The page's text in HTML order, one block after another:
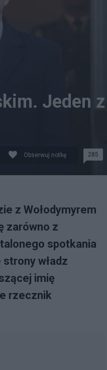
Jeden z
Obserwuj notkę 285
z Wołodymyrem
zarówno z
spotkania
władz
imię
rzecznik